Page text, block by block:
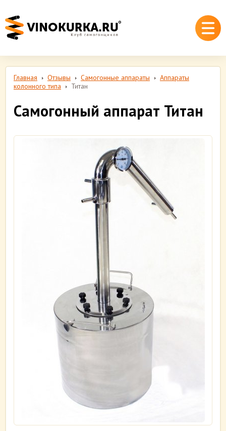
Главная Отзывы Самогонные аппараты
Аппараты
колонного типа
Титан
Самогонный аппарат Титан